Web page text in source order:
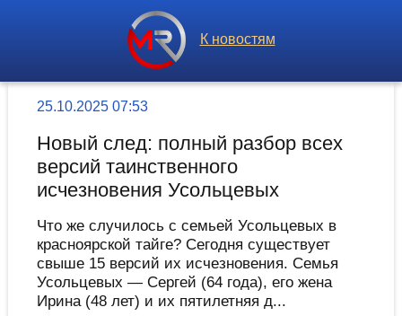
К новостям
25.10.2025 07:53
Новый след: полный разбор всех
версий таинственного
исчезновения Усольцевых
Что же случилось с семьей Усольцевых в
красноярской тайге? Сегодня существует
свыше 15 версий их исчезновения. Семья
Усольцевых — Сергей (64 года), его жена
Ирина (48 лет) и их пятилетняя д...